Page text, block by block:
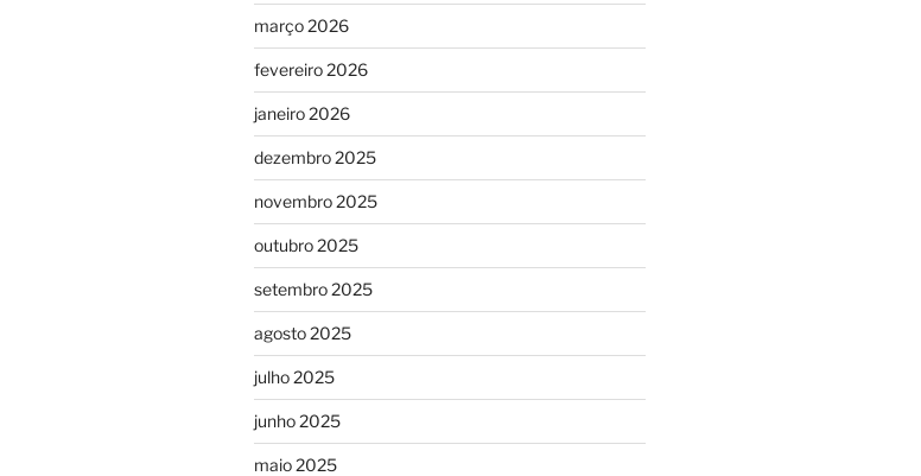
março 2026
fevereiro 2026
janeiro 2026
dezembro 2025
novembro 2025
outubro 2025
setembro 2025
agosto 2025
julho 2025
junho 2025
maio 2025